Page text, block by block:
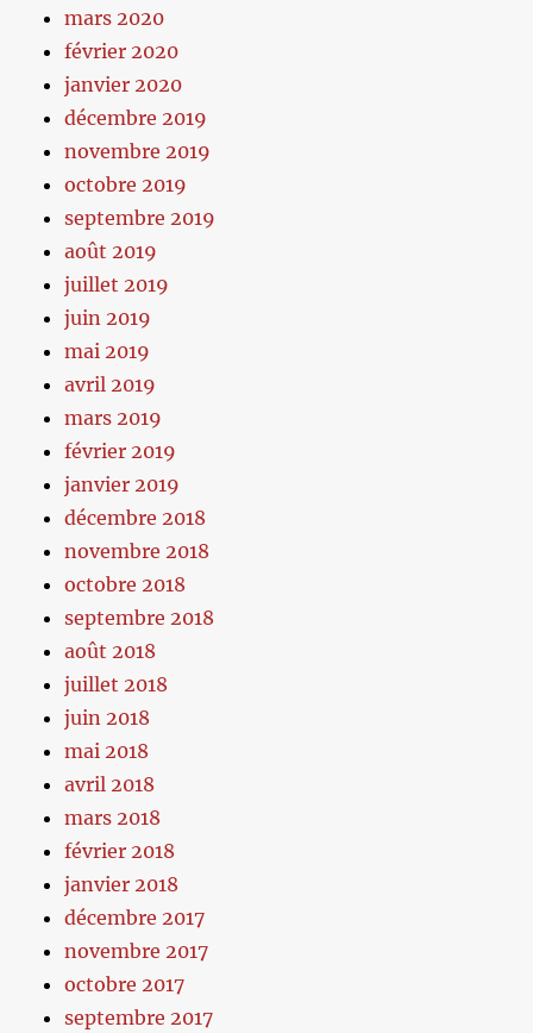
mars 2020
février 2020
janvier 2020
décembre 2019
novembre 2019
octobre 2019
septembre 2019
août 2019
juillet 2019
juin 2019
mai 2019
avril 2019
mars 2019
février 2019
janvier 2019
décembre 2018
novembre 2018
octobre 2018
septembre 2018
août 2018
juillet 2018
juin 2018
mai 2018
avril 2018
mars 2018
février 2018
janvier 2018
décembre 2017
novembre 2017
octobre 2017
septembre 2017